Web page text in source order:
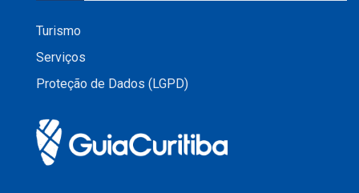
Turismo
Serviços
Proteção de Dados (LGPD)